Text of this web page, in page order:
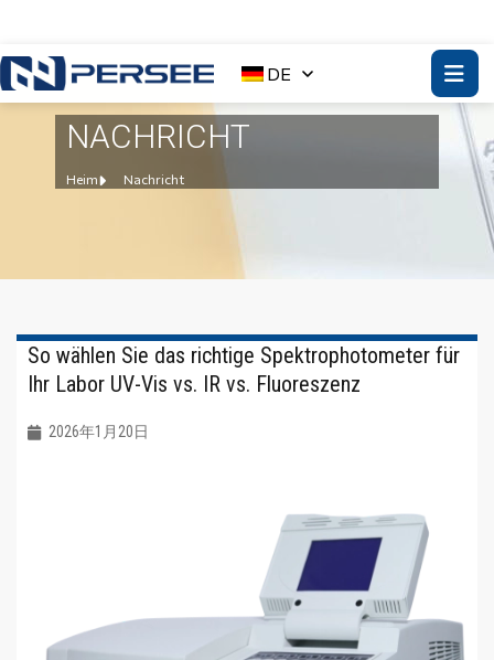
DE
NACHRICHT
Heim Nachricht
So wählen Sie das richtige Spektrophotometer für
Ihr Labor UV-Vis vs. IR vs. Fluoreszenz
2026年1月20日